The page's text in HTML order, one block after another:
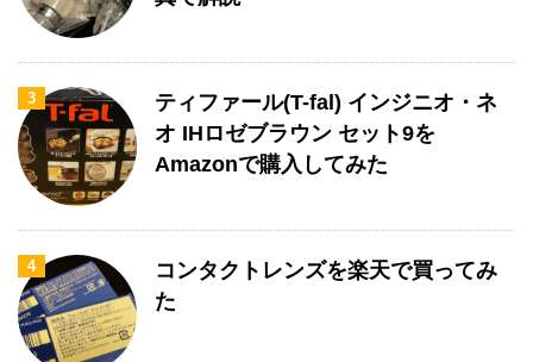
3
ティファール(T-fal) インジニオ・ネ
オ IHロゼブラウン セット9を
Amazonで購入してみた
4
コンタクトレンズを楽天で買ってみ
た